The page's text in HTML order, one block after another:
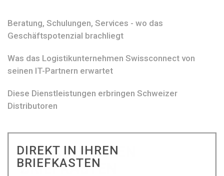
Beratung, Schulungen, Services - wo das
Geschäftspotenzial brachliegt
Was das Logistikunternehmen Swissconnect von
seinen IT-Partnern erwartet
Diese Dienstleistungen erbringen Schweizer
Distributoren
DIREKT IN IHREN
BRIEFKASTEN